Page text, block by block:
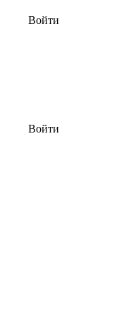
Войти
Войти